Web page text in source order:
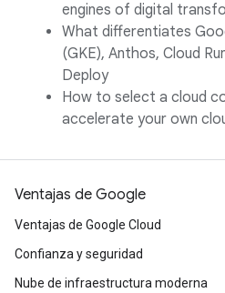
engines of digital
What differentiates
(GKE), Anthos, Cloud
Deploy
How to select a cloud
accelerate your own
Ventajas de Google
Ventajas de Google Cloud
Confianza y seguridad
Nube de infraestructura moderna